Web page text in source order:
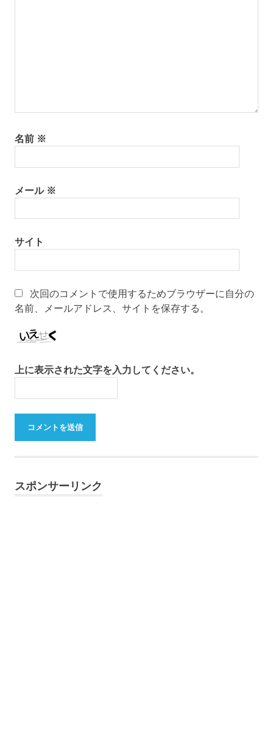
名前 ※
メール ※
サイト
次回のコメントで使用するためブラウザーに自分の
名前、メールアドレス、サイトを保存する。
上に表示された文字を入力してください。
スポンサーリンク